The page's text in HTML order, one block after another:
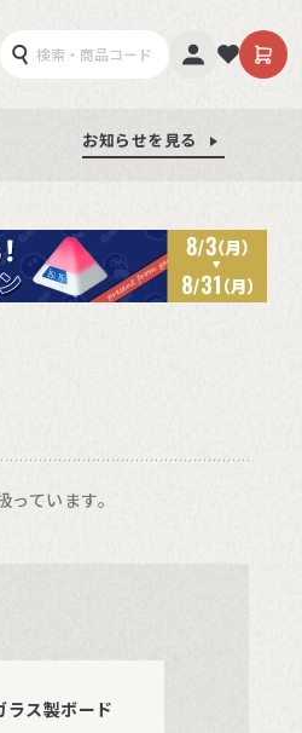
お知らせを見る
お知らせを見る
お知らせを見る
ています。
ラス製ボード